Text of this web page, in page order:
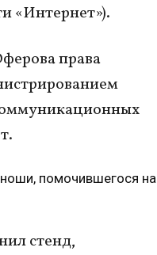
«Интернет»).
права
помочившегося на
стенд,